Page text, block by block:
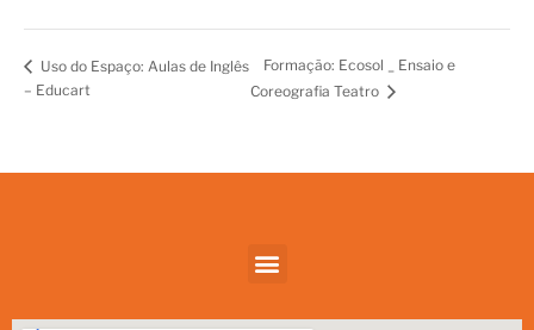
Uso do Espaço: Aulas de Inglês
– Educart
Formação: Ecosol _ Ensaio e
Coreografia Teatro